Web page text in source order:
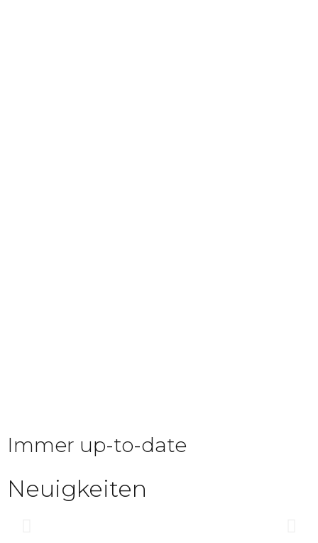
Immer up-to-date
Neuigkeiten